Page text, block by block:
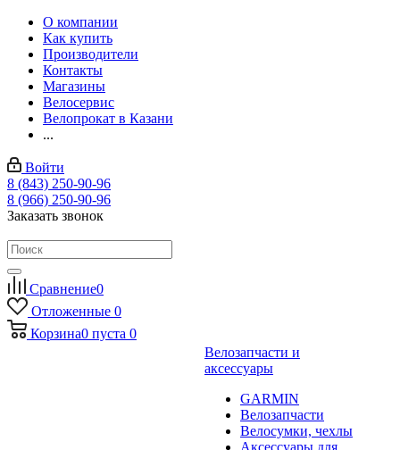
О компании
Как купить
Производители
Контакты
Магазины
Велосервис
Велопрокат в Казани
...
Войти
8 (843) 250-90-96
8 (966) 250-90-96
Заказать звонок
Сравнение0
Отложенные 0
Корзина0 пуста 0
Велозапчасти и
аксессуары
GARMIN
Велозапчасти
Велосумки, чехлы
Аксессуары для